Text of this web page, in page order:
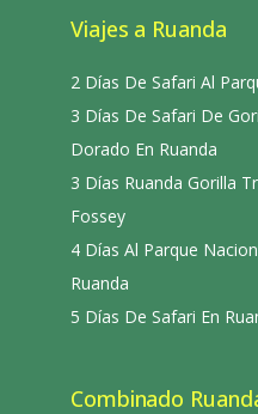
Viajes a Ruanda
2 Días De Safari Al
3 Días De Safari De
Dorado En Ruanda
3 Días Ruanda Gorilla
Fossey
4 Días Al Parque
Ruanda
5 Días De Safari En
Combinado